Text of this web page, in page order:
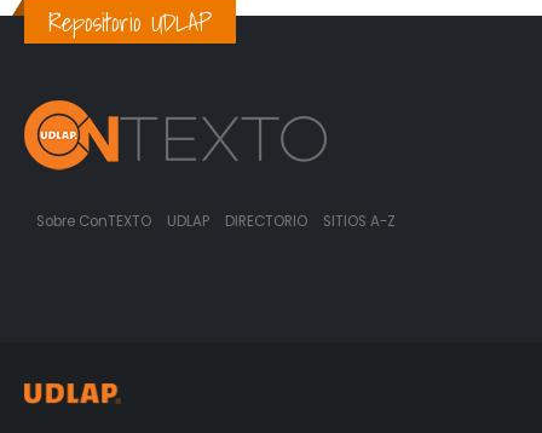
Repositorio UDLAP
Sobre ConTEXTO UDLAP DIRECTORIO SITIOS A-Z